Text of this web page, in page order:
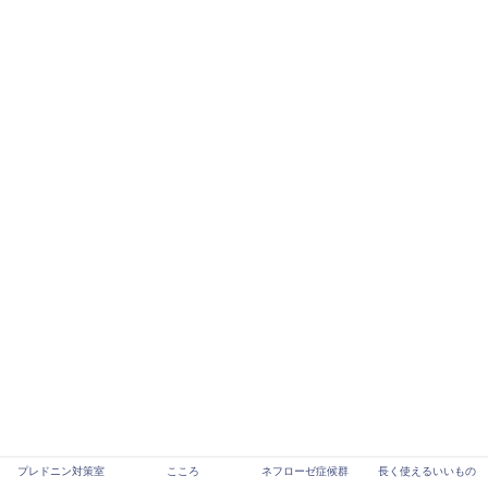
プレドニン対策室 こころ ネフローゼ症候群 長く使えるいいもの